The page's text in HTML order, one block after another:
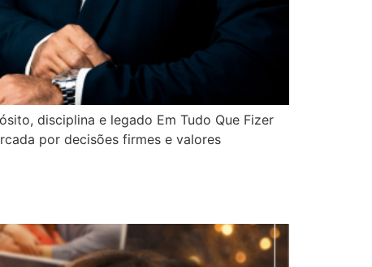
disciplina e legado Em Tudo Que Fizer
por decisões firmes e valores